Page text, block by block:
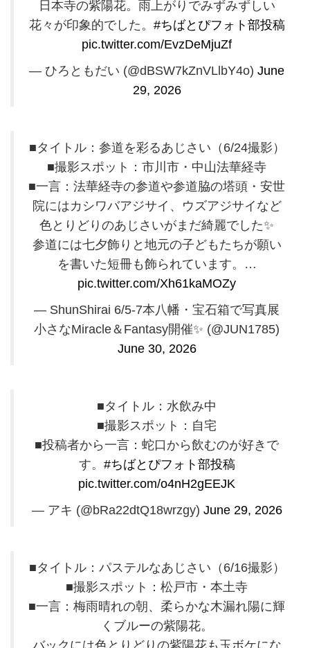
日本寺の紫陽花。雨上がりでみずみずしい
花々が印象的でした。 #ちばとぴフォト部投稿
pic.twitter.com/EvzDeMjuZf
— ひろともだい (@dBSW7kZnVLlbY4o) June
29, 2026
■タイトル：参道を彩るあじさい（6/24撮影）
■撮影スポット：市川市・中山法華経寺
■一言：法華経寺の参道や参道脇の塔頭・安世
院にはカシワバアジサイ、ウズアジサイなど
色とりどりのあじさいがまだ綺麗でした✨️
参道には七夕飾りと地元の子どもたちが願い
を書いた短冊も飾られています。…
pic.twitter.com/Xh61kaMOZy
— ShunShirai 6/5-7本八幡・宝石箱で写真展
小さなMiracle＆Fantasy開催✨️ (@JUN1785)
June 30, 2026
■タイトル：水飲み中
■撮影スポット：自宅
■投稿者から一言：蛇口から飲むのが好きで
す。 #ちばとぴフォト部投稿
pic.twitter.com/o4nH2gEEJK
— アキ (@bRa22dtQ18wrzgy) June 29, 2026
■タイトル：パステルなあじさい（6/16撮影）
■撮影スポット：松戸市・本土寺
■一言：梅雨晴れの朝、柔らかな木漏れ陽に輝
くブルーの紫陽花。
バックには色とりどりの紫陽花も玉ボケにな